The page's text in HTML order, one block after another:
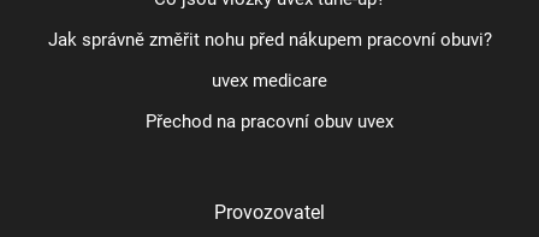
Jak správně změřit nohu před nákupem pracovní obuvi?
uvex medicare
Přechod na pracovní obuv uvex
Provozovatel